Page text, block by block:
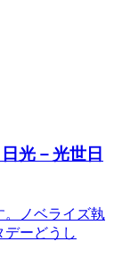
光－光世日
。ノベライズ執
ーどうし